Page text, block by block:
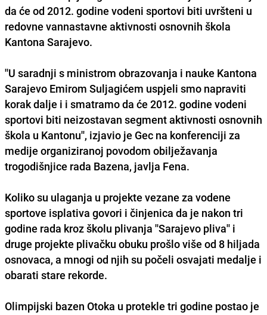
da će od 2012. godine vodeni sportovi biti uvršteni u
redovne vannastavne aktivnosti osnovnih škola
Kantona Sarajevo.
''U saradnji s ministrom obrazovanja i nauke Kantona
Sarajevo Emirom Suljagićem uspjeli smo napraviti
korak dalje i i smatramo da će 2012. godine vodeni
sportovi biti neizostavan segment aktivnosti osnovnih
škola u Kantonu'', izjavio je Gec na konferenciji za
medije organiziranoj povodom obilježavanja
trogodišnjice rada Bazena, javlja Fena.
Koliko su ulaganja u projekte vezane za vodene
sportove isplativa govori i činjenica da je nakon tri
godine rada kroz školu plivanja ''Sarajevo pliva'' i
druge projekte plivačku obuku prošlo više od 8 hiljada
osnovaca, a mnogi od njih su počeli osvajati medalje i
obarati stare rekorde.
Olimpijski bazen Otoka u protekle tri godine postao je